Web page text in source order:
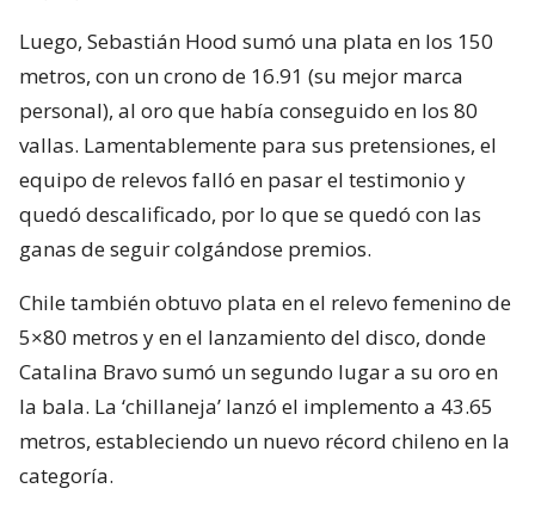
Luego, Sebastián Hood sumó una plata en los 150
metros, con un crono de 16.91 (su mejor marca
personal), al oro que había conseguido en los 80
vallas. Lamentablemente para sus pretensiones, el
equipo de relevos falló en pasar el testimonio y
quedó descalificado, por lo que se quedó con las
ganas de seguir colgándose premios.
Chile también obtuvo plata en el relevo femenino de
5×80 metros y en el lanzamiento del disco, donde
Catalina Bravo sumó un segundo lugar a su oro en
la bala. La ‘chillaneja’ lanzó el implemento a 43.65
metros, estableciendo un nuevo récord chileno en la
categoría.